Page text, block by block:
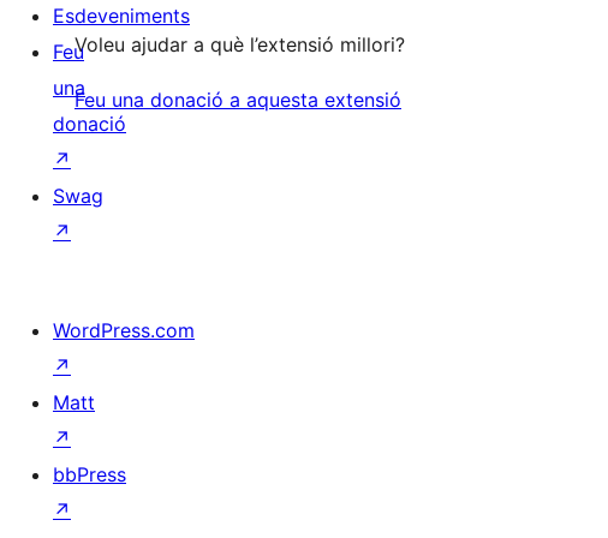
Voleu ajudar a què l’extensió millori?
Feu una donació a aquesta extensió
Esdeveniments
Feu
una
donació
↗
Swag
↗
WordPress.com
↗
Matt
↗
bbPress
↗